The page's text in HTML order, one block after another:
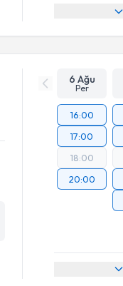
6 Ağu
Per
16:00
17:00
18:00
20:00